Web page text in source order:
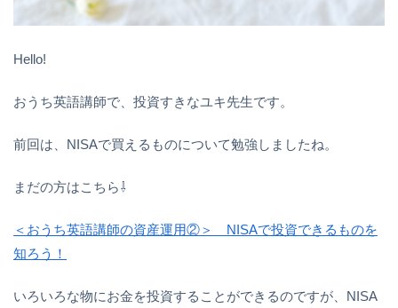
Hello!
おうち英語講師で、投資すきなユキ先生です。
前回は、NISAで買えるものについて勉強しましたね。
まだの方はこちら⇩
＜おうち英語講師の資産運用②＞ NISAで投資できるものを
知ろう！
いろいろな物にお金を投資することができるのですが、NISA